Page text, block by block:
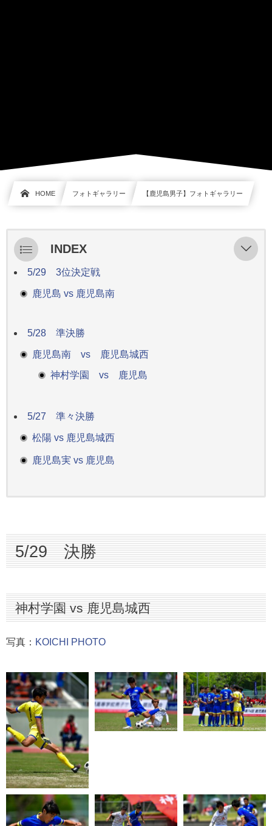
HOME フォトギャラリー 【鹿児島男子】フォトギャラリー
INDEX
5/29 決勝
神村学園 vs 鹿児島城西
5/29 3位決定戦
鹿児島 vs 鹿児島南
5/28 準決勝
鹿児島南 vs 鹿児島城西
神村学園 vs 鹿児島
5/27 準々決勝
松陽 vs 鹿児島城西
鹿児島実 vs 鹿児島
5/29 決勝
神村学園 vs 鹿児島城西
写真： KOICHI PHOTO